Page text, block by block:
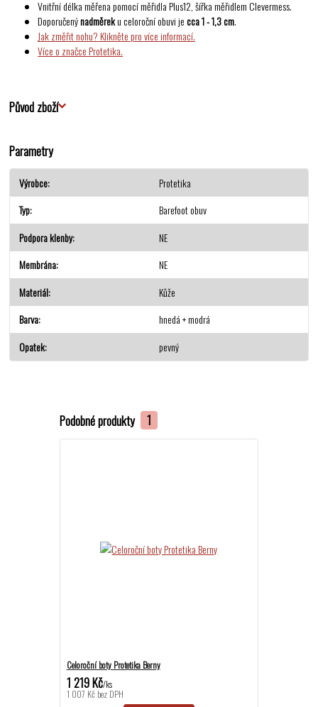
Vnitřní délka měřena pomocí měřidla Plus12, šířka měřidlem Clevermess.
Doporučenýnadměreku celoroční obuvi jecca 1 - 1,3 cm.
Jak změřit nohu? Klikněte pro více informací.
Více o značce Protetika.
Původ zboží
Parametry
Výrobce
Protetika
Typ
Barefoot obuv
Podpora klenby
NE
Membrána
NE
Materiál
Kůže
Barva
hnedá + modrá
Opatek
pevný
Podobné produkty 1
Celoroční boty Protetika Berny
1 219 Kč/ks
1 007 Kč bez DPH